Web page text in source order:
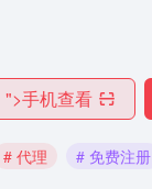
">手机查看
# 代理 # 免费注册